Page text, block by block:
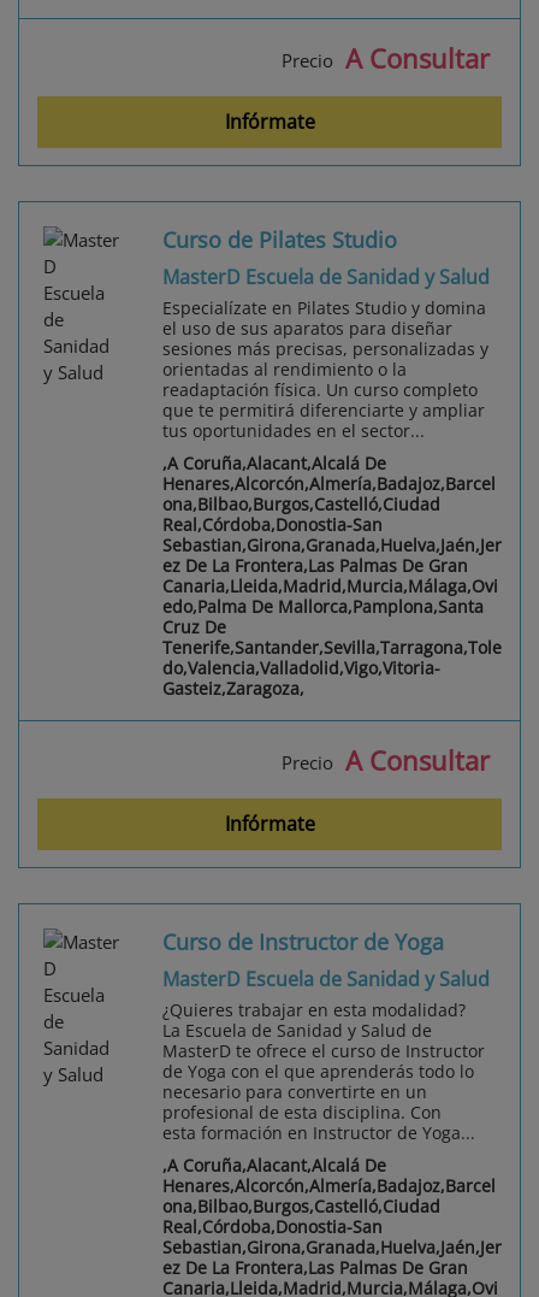
Precio A Consultar
Infórmate
Curso de Pilates Studio
MasterD Escuela de Sanidad y Salud
Especialízate en Pilates Studio y domina
el uso de sus aparatos para diseñar
sesiones más precisas, personalizadas y
orientadas al rendimiento o la
readaptación física. Un curso completo
que te permitirá diferenciarte y ampliar
tus oportunidades en el sector...
,A Coruña,Alacant,Alcalá De
Henares,Alcorcón,Almería,Badajoz,Barcel
ona,Bilbao,Burgos,Castelló,Ciudad
Real,Córdoba,Donostia-San
Sebastian,Girona,Granada,Huelva,Jaén,Jer
ez De La Frontera,Las Palmas De Gran
Canaria,Lleida,Madrid,Murcia,Málaga,Ovi
edo,Palma De Mallorca,Pamplona,Santa
Cruz De
Tenerife,Santander,Sevilla,Tarragona,Tole
do,Valencia,Valladolid,Vigo,Vitoria-
Gasteiz,Zaragoza,
Precio A Consultar
Infórmate
Curso de Instructor de Yoga
MasterD Escuela de Sanidad y Salud
¿Quieres trabajar en esta modalidad?
La Escuela de Sanidad y Salud de
MasterD te ofrece el curso de Instructor
de Yoga con el que aprenderás todo lo
necesario para convertirte en un
profesional de esta disciplina. Con
esta formación en Instructor de Yoga...
,A Coruña,Alacant,Alcalá De
Henares,Alcorcón,Almería,Badajoz,Barcel
ona,Bilbao,Burgos,Castelló,Ciudad
Real,Córdoba,Donostia-San
Sebastian,Girona,Granada,Huelva,Jaén,Jer
ez De La Frontera,Las Palmas De Gran
Canaria,Lleida,Madrid,Murcia,Málaga,Ovi